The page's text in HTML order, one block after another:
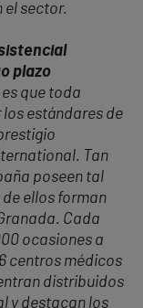
el sector.
plazo
que toda
estándares de
Tan
poseen tal
ellos forman
Cada
ocasiones a
centros médicos
distribuidos
y destacan los